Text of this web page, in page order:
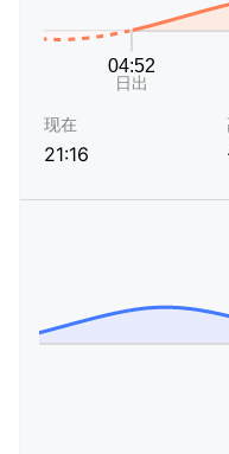
现在
21:16